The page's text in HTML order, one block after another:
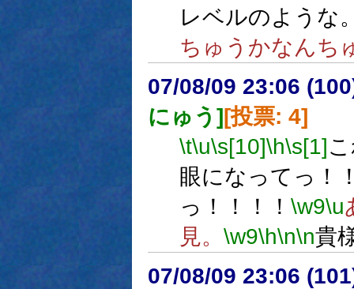
レベルのような
ちゅうかなんち
07/08/09 23:06
にゅう][投票: 4]
\t\u\s[10]\h\s[1]
眼になってっ！
っ！！！！ \w9\u
見。 \w9\h\n\n貴
07/08/09 23:06